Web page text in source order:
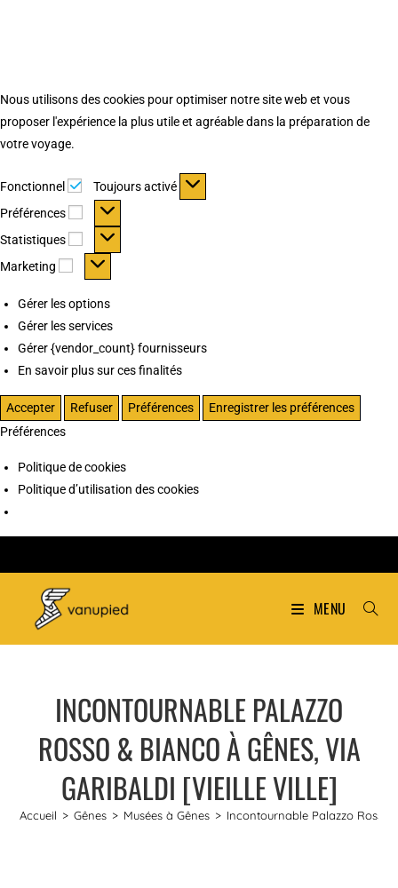
Nous utilisons des cookies pour optimiser notre site web et vous
proposer l'expérience la plus utile et agréable dans la préparation de
votre voyage.
Fonctionnel Fonctionnel
Toujours activé
Préférences
Préférences
Statistiques Statistiques
Marketing Marketing
Gérer les options
Gérer les services
Gérer {vendor_count} fournisseurs
En savoir plus sur ces finalités
Accepter Refuser Préférences
Enregistrer les préférences
Préférences
Politique de cookies
Politique d’utilisation des cookies
MENU
INCONTOURNABLE PALAZZO
ROSSO & BIANCO À GÊNES, VIA
GARIBALDI [VIEILLE VILLE]
Accueil > Gênes > Musées à Gênes > Incontournable Palazzo Rosso